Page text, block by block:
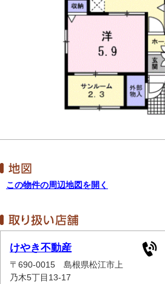
この物件の周辺地図を開く
けやき不動産
〒690-0015 島根県松江市上
乃木5丁目13-17